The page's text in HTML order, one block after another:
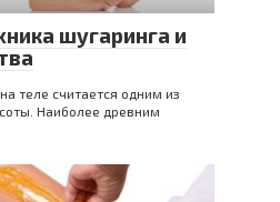
шугаринга и
теле считается одним из
Наиболее древним